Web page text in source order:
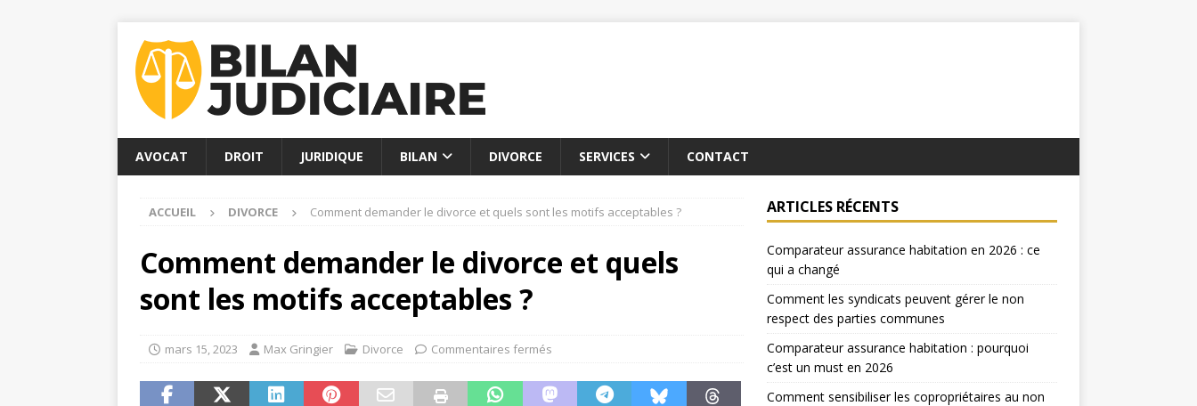
AVOCAT DROIT JURIDIQUE BILAN DIVORCE SERVICES CONTACT
ACCUEIL DIVORCE Comment demander le divorce et quels sont les motifs acceptables ?
Comment demander le divorce et quels
sont les motifs acceptables ?
mars 15, 2023 Max Gringier Divorce Commentaires fermés
ARTICLES RÉCENTS
Comparateur assurance habitation en 2026 : ce
qui a changé
Comment les syndicats peuvent gérer le non
respect des parties communes
Comparateur assurance habitation : pourquoi
c’est un must en 2026
Comment sensibiliser les copropriétaires au non